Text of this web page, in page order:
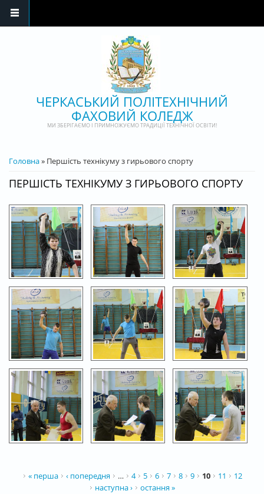
ЧЕРКАСЬКИЙ ПОЛІТЕХНІЧНИЙ
ФАХОВИЙ КОЛЕДЖ
МИ ЗБЕРІГАЄМО І ПРИМНОЖУЄМО ТРАДИЦІЇ ТЕХНІЧНОЇ ОСВІТИ!
ВИ Є ТУТ
Головна» Першість технікуму з гирьового спорту
ПЕРШІСТЬ ТЕХНІКУМУ З ГИРЬОВОГО СПОРТУ
СТОРІНКИ
« перша ‹ попередня … 4 5 6 7 8 9 10 11
12
наступна ›
остання »